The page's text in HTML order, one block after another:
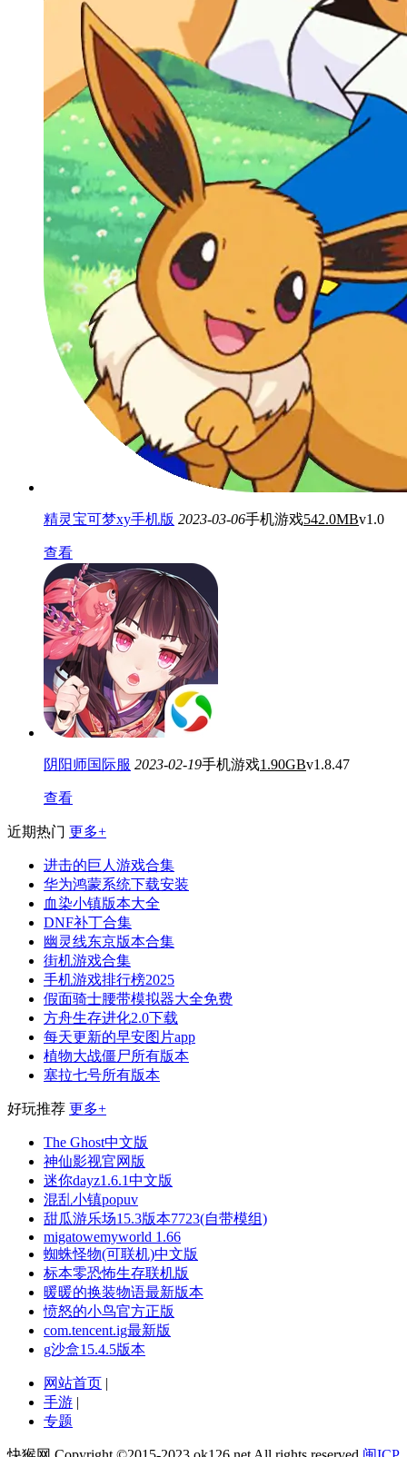
精灵宝可梦xy手机版 2023-03-06手机游戏542.0MBv1.0
查看
阴阳师国际服 2023-02-19手机游戏1.90GBv1.8.47
查看
近期热门 更多+
进击的巨人游戏合集
华为鸿蒙系统下载安装
血染小镇版本大全
DNF补丁合集
幽灵线东京版本合集
街机游戏合集
手机游戏排行榜2025
假面骑士腰带模拟器大全免费
方舟生存进化2.0下载
每天更新的早安图片app
植物大战僵尸所有版本
塞拉七号所有版本
好玩推荐 更多+
The Ghost中文版
神仙影视官网版
迷你dayz1.6.1中文版
混乱小镇popuv
甜瓜游乐场15.3版本7723(自带模组)
migatowemyworld 1.66
蜘蛛怪物(可联机)中文版
标本零恐怖生存联机版
暖暖的换装物语最新版本
愤怒的小鸟官方正版
com.tencent.ig最新版
g沙盒15.4.5版本
网站首页 |
手游 |
专题